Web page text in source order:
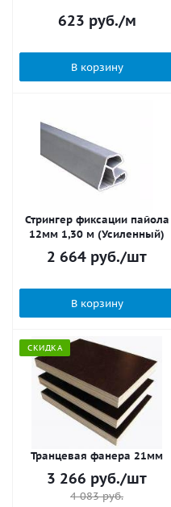
623 руб./м
В корзину
Стрингер фиксации пайола
12мм 1,30 м (Усиленный)
2 664 руб./шт
В корзину
СКИДКА
Транцевая фанера 21мм
3 266 руб./шт
4 083руб.